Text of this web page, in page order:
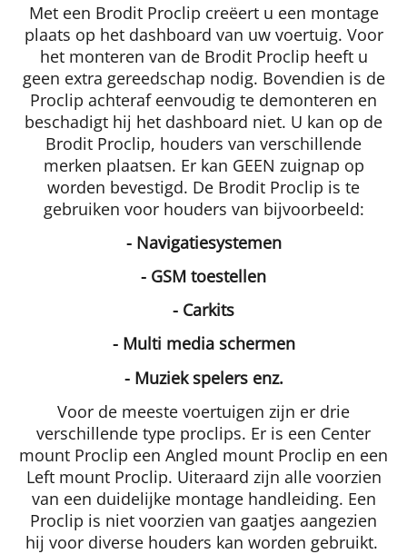
Met een Brodit Proclip creëert u een montage
plaats op het dashboard van uw voertuig. Voor
het monteren van de Brodit Proclip heeft u
geen extra gereedschap nodig. Bovendien is de
Proclip achteraf eenvoudig te demonteren en
beschadigt hij het dashboard niet. U kan op de
Brodit Proclip, houders van verschillende
merken plaatsen. Er kan GEEN zuignap op
worden bevestigd. De Brodit Proclip is te
gebruiken voor houders van bijvoorbeeld:
- Navigatiesystemen
- GSM toestellen
- Carkits
- Multi media schermen
- Muziek spelers enz.
Voor de meeste voertuigen zijn er drie
verschillende type proclips. Er is een Center
mount Proclip een Angled mount Proclip en een
Left mount Proclip. Uiteraard zijn alle voorzien
van een duidelijke montage handleiding. Een
Proclip is niet voorzien van gaatjes aangezien
hij voor diverse houders kan worden gebruikt.